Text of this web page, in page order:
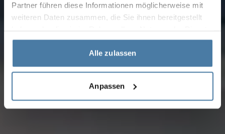
Partner führen diese Informationen möglicherweise mit
weiteren Daten zusammen, die Sie ihnen bereitgestellt
gesammelt haben.
Alle zulassen
Anpassen